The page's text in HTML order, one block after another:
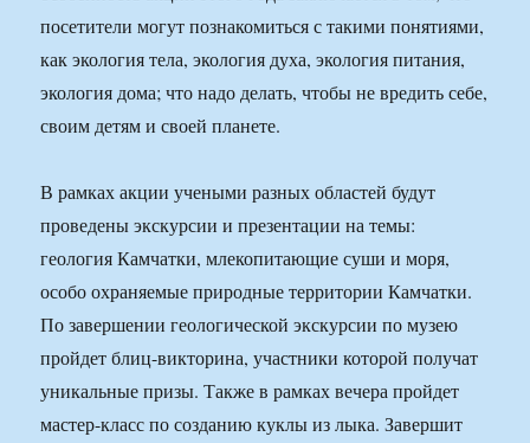
посетители могут познакомиться с такими понятиями,
как экология тела, экология духа, экология питания,
экология дома; что надо делать, чтобы не вредить себе,
своим детям и своей планете.
В рамках акции учеными разных областей будут
проведены экскурсии и презентации на темы:
геология Камчатки, млекопитающие суши и моря,
особо охраняемые природные территории Камчатки.
По завершении геологической экскурсии по музею
пройдет блиц-викторина, участники которой получат
уникальные призы. Также в рамках вечера пройдет
мастер-класс по созданию куклы из лыка. Завершит